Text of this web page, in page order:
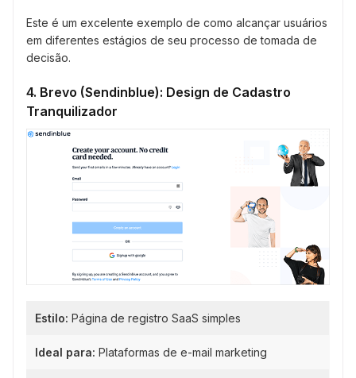
Este é um excelente exemplo de como alcançar usuários
em diferentes estágios de seu processo de tomada de
decisão.
4. Brevo (Sendinblue): Design de Cadastro
Tranquilizador
Estilo: Página de registro SaaS simples
Ideal para: Plataformas de e-mail marketing